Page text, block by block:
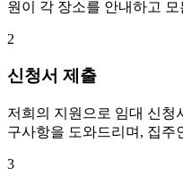
원이 각 장소를 안내하고
2
신청서 제출
저희의 지원으로 임대 신청
구사항을 도와드리며, 집주
3